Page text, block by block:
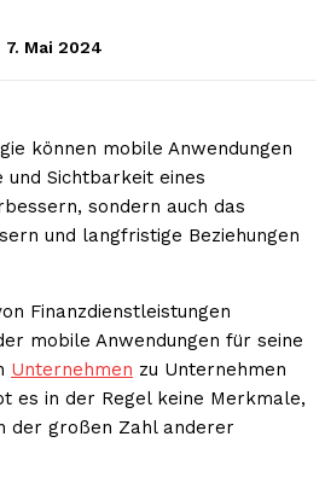
7. Mai 2024
können mobile Anwendungen
und Sichtbarkeit eines
sondern auch das
und langfristige Beziehungen
Finanzdienstleistungen
mobile Anwendungen für seine
Unternehmen zu Unternehmen
es in der Regel keine Merkmale,
der großen Zahl anderer